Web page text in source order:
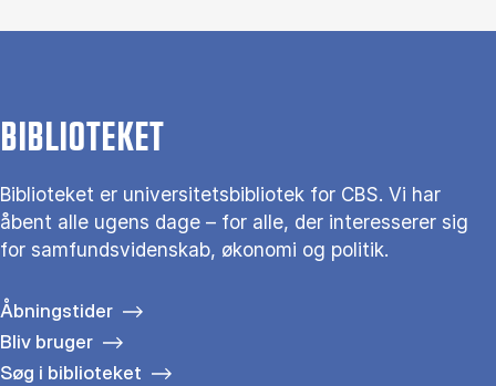
BIBLIOTEKET
Biblioteket er universitetsbibliotek for CBS. Vi har
åbent alle ugens dage – for alle, der interesserer sig
for samfundsvidenskab, økonomi og politik.
Åbningstider
Bliv bruger
Søg i biblioteket